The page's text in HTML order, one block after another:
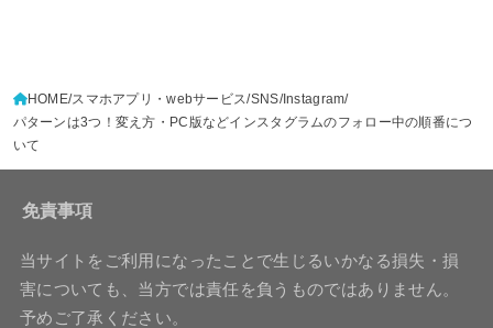
HOME スマホアプリ・webサービス SNS Instagram
パターンは3つ！変え方・PC版などインスタグラムのフォロー中の順番につ
いて
免責事項
当サイトをご利用になったことで生じるいかなる損失・損
害についても、当方では責任を負うものではありません。
予めご了承ください。